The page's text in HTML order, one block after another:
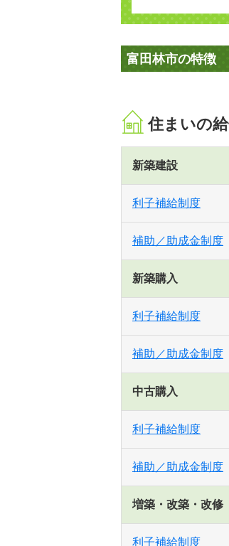
富田林市の特徴
住まいの給
新築建設
利子補給制度
補助／助成金制度
新築購入
利子補給制度
補助／助成金制度
中古購入
利子補給制度
補助／助成金制度
増築・改築・改修
利子補給制度